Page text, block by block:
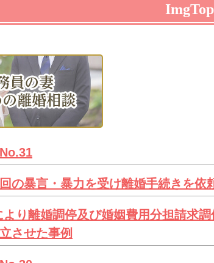
の暴言・暴力を受け離婚手続きを依
より離婚調停及び婚姻費用分担請求
させた事例